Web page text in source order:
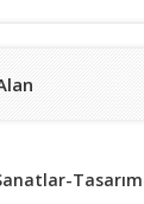
Tasarım